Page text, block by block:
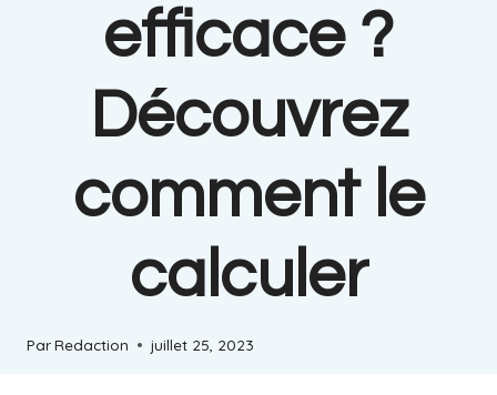
efficace ?
Découvrez
comment le
calculer
ParRedaction juillet 25, 2023